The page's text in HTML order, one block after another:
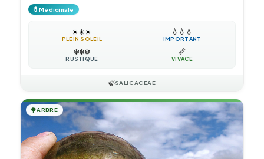
💊Médicinale
☀️☀️☀️
PLEIN SOLEIL
💧 💧 💧
IMPORTANT
❄️❄️❄️
RUSTIQUE
📏
VIVACE
🍃SALICACEAE
🌳ARBRE